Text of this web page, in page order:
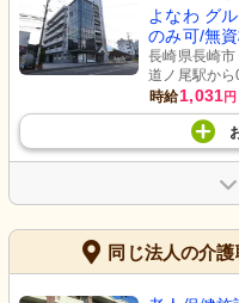
よなわ グ
のみ可/無
長崎県長崎市
道ノ尾駅か
時給1,031円
同じ法人の介